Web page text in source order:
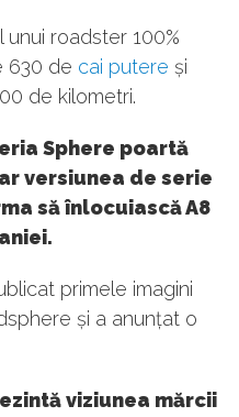
roadster 100%
630 de cai putere și
de kilometri.
Sphere poartă
versiunea de serie
să înlocuiască A8
primele imagini
și a anunțat o
viziunea mărcii